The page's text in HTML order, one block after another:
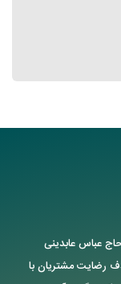
در سال 1355 توسط حاج عباس عابدینی
رضایت مشتریان با